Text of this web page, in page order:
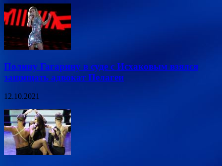
Полину Гагарину в суде с Исхаковым взялся
защищать адвокат Пелагеи
12.10.2021